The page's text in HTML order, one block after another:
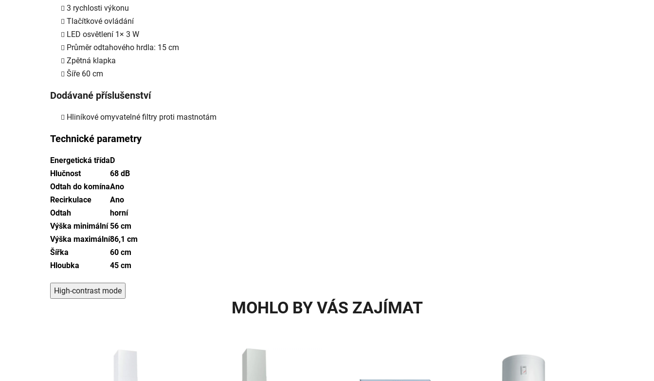
3 rychlosti výkonu
Tlačítkové ovládání
LED osvětlení 1× 3 W
Průměr odtahového hrdla: 15 cm
Zpětná klapka
Šíře 60 cm
Dodávané příslušenství
Hliníkové omyvatelné filtry proti mastnotám
Technické parametry
Energetická třídaD
Hlučnost
68 dB
Odtah do komínaAno
Recirkulace
Ano
Odtah
horní
Výška minimální 56 cm
Výška maximální86,1 cm
Šířka
60 cm
Hloubka
45 cm
High-contrast mode
MOHLO BY VÁS ZAJÍMAT